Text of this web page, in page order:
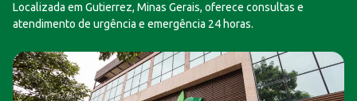
Unidades
Notícias
Localizada em Gutierrez, Minas Gerais, oferece consultas e
atendimento de urgência e emergência 24 horas.